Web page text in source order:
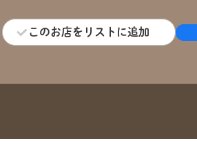
このお店をリストに追加